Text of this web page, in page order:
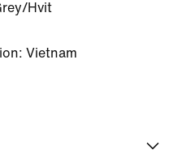
Hvit
Vietnam